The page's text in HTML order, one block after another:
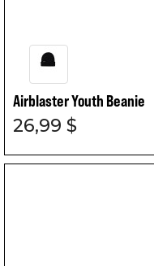
Airblaster Youth Beanie
26,99 $